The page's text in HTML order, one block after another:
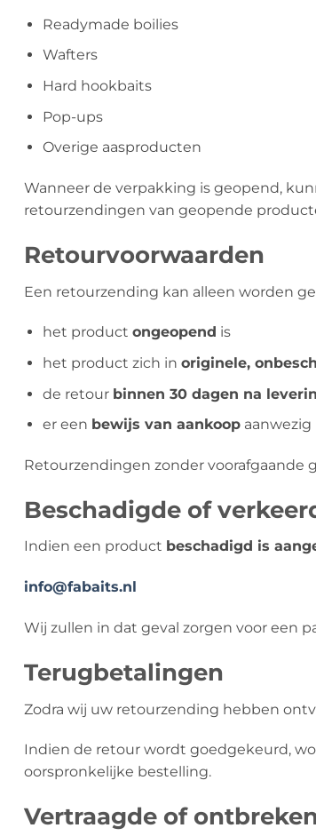
Readymade boilies
Wafters
Hard hookbaits
Pop-ups
Overige aasproducten
Wanneer de verpakking is geopend,
retourzendingen van geopende
Retourvoorwaarden
Een retourzending kan alleen worden
het product ongeopend is
het product zich in originele,
de retour binnen 30 dagen na
er een bewijs van aankoopaanwezig
Retourzendingen zonder
Beschadigde of
Indien een product beschadigd is
info@fabaits.nl
Wij zullen in dat geval zorgen voor een
Terugbetalingen
Zodra wij uw retourzending hebben
Indien de retour wordt goedgekeurd,
oorspronkelijke bestelling.
Vertraagde of